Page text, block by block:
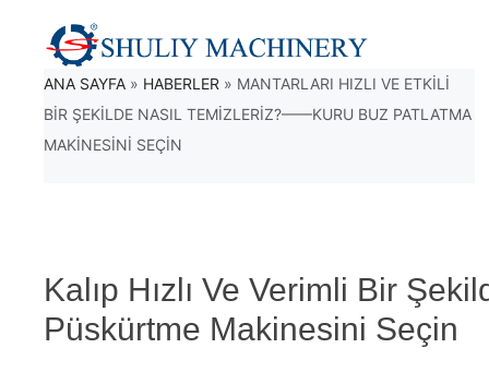
ANA SAYFA » HABERLER » MANTARLARI HIZLI VE ETKILI
BIR ŞEKILDE NASIL TEMIZLERIZ?——KURU BUZ PATLATMA
MAKINESINI SEÇIN
Kalıp Hızlı Ve Verimli Bir
Püskürtme Makinesini Seçin